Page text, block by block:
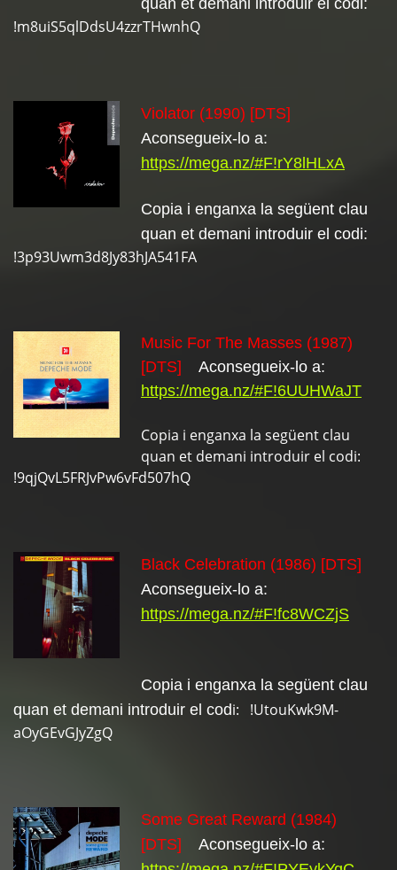
quan et demani introduir el codi:
!m8uiS5qlDdsU4zzrTHwnhQ
Violator (1990) [DTS]
Aconsegueix-lo a:
https://mega.nz/#F!rY8lHLxA
Copia i enganxa la següent clau
quan et demani introduir el codi:
!3p93Uwm3d8Jy83hJA541FA
Music For The Masses (1987)
[DTS] Aconsegueix-lo a:
https://mega.nz/#F!6UUHWaJT
Copia i enganxa la següent clau
quan et demani introduir el codi:
!9qjQvL5FRJvPw6vFd507hQ
Black Celebration (1986) [DTS]
Aconsegueix-lo a:
https://mega.nz/#F!fc8WCZjS
Copia i enganxa la següent clau
quan et demani introduir el codi: !UtouKwk9M-
aOyGEvGJyZgQ
Some Great Reward (1984)
[DTS] Aconsegueix-lo a: